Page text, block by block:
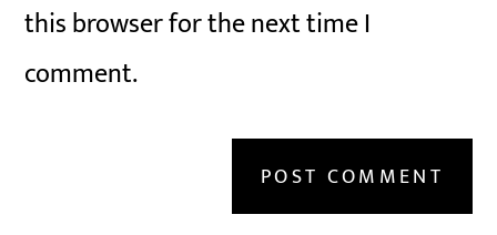
this browser for the next time I
comment.